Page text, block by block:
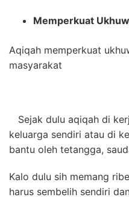
Memperkuat
Aqiqah memperkuat
masyarakat
Sejak dulu aqiqah di
keluarga sendiri atau di
bantu oleh tetangga,
Kalo dulu sih memang
harus sembelih sendiri